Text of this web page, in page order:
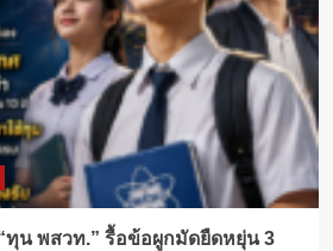
น พสวท.” รื้อข้อผูกมัดยืดหยุ่น 3